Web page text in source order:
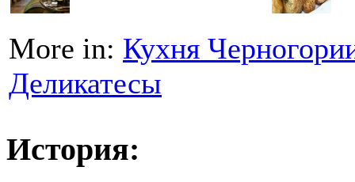
More in: Кухня
Деликатесы
История: